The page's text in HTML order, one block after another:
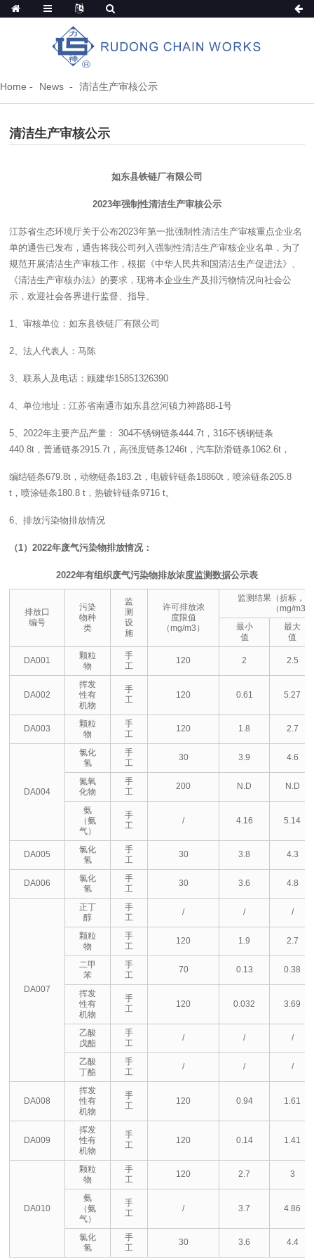
Home News 清洁生产审核公示
清洁生产审核公示
如东县铁链厂有限公司
2023年强制性清洁生产审核公示
江苏省生态环境厅关于公布2023年第一批强制性清洁生产审核重点企业名
单的通告已发布，通告将我公司列入强制性清洁生产审核企业名单，为了
规范开展清洁生产审核工作，根据《中华人民共和国清洁生产促进法》、
《清洁生产审核办法》的要求，现将本企业生产及排污物情况向社会公
示，欢迎社会各界进行监督、指导。
1、审核单位：如东县铁链厂有限公司
2、法人代表人：马陈
3、联系人及电话：顾建华15851326390
4、单位地址：江苏省南通市如东县岔河镇力神路88-1号
5、2022年主要产品产量： 304不锈钢链条444.7t，316不锈钢链条
440.8t，普通链条2915.7t，高强度链条1246t，汽车防滑链条1062.6t，
编结链条679.8t，动物链条183.2t，电镀锌链条18860t，喷涂链条205.8
t，喷涂链条180.8 t，热镀锌链条9716 t。
6、排放污染物排放情况
（1）2022年废气污染物排放情况：
2022年有组织废气污染物排放浓度监测数据公示表
排放口
编号
污染
物种
类
监
测
设
施
许可排放浓
度限值
（mg/m3）
监测结果（折标，
（mg/m3）
最小
值
最大
值
DA001
颗粒
物
手
工
120 2 2.5
DA002
挥发
性有
机物
手
工
120 0.61 5.27
DA003
颗粒
物
手
工
120 1.8 2.7
DA004
氯化
氢
手
工
30 3.9 4.6
氮氧
化物
手
工
200 N.D N.D
氨
（氨
气）
手
工
/ 4.16 5.14
DA005
氯化
氢
手
工
30 3.8 4.3
DA006
氯化
氢
手
工
30 3.6 4.8
DA007
正丁
醇
手
工
/ / /
颗粒
物
手
工
120 1.9 2.7
二甲
苯
手
工
70 0.13 0.38
挥发
性有
机物
手
工
120 0.032 3.69
乙酸
戊酯
手
工
/ / /
乙酸
丁酯
手
工
/ / /
DA008
挥发
性有
机物
手
工
120 0.94 1.61
DA009
挥发
性有
机物
手
工
120 0.14 1.41
DA010
颗粒
物
手
工
120 2.7 3
氨
（氨
气）
手
工
/ 3.7 4.86
氯化
氢
手
工
30 3.6 4.4